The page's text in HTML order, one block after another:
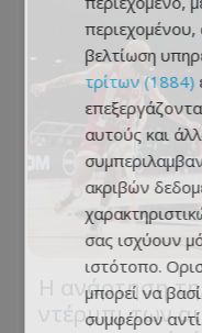
Η ανάρτηση
ντέρμπι των
περιεχομένου,
βελτίωση
τρίτων (1884)
αυτούς και
ακριβών
σας ισχύουν
ιστότοπο.
μπορεί να
συμφέρον αντί